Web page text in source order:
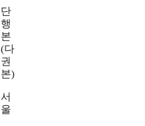
단
행
본
(다
권
본)
서
울